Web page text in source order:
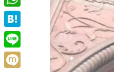
WhatsApp
Hatena
Line